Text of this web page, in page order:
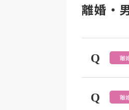
離婚・
Q 離
Q 離